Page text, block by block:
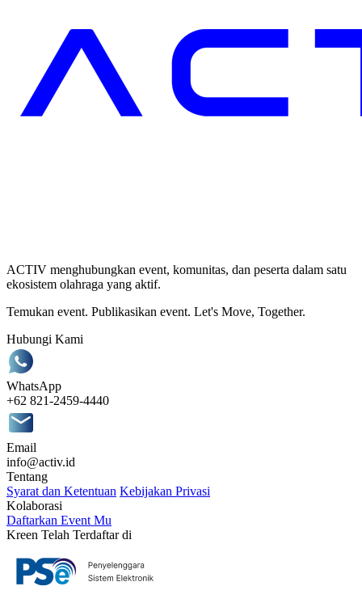
ACTIV menghubungkan event, komunitas, dan peserta dalam satu
ekosistem olahraga yang aktif.
Temukan event. Publikasikan event. Let's Move, Together.
Hubungi Kami
WhatsApp
+62 821-2459-4440
Email
info@activ.id
Tentang
Syarat dan Ketentuan Kebijakan Privasi
Kolaborasi
Daftarkan Event Mu
Kreen Telah Terdaftar di